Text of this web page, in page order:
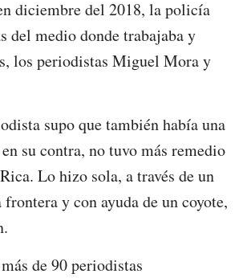
diciembre del 2018, la policía
del medio donde trabajaba y
los periodistas Miguel Mora y
supo que también había una
su contra, no tuvo más remedio
Lo hizo sola, a través de un
y con ayuda de un coyote,
de 90 periodistas